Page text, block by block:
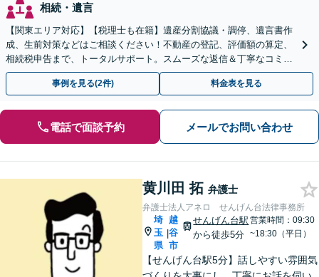
相続・遺言
【関東エリア対応】【税理士も在籍】遺産分割協議・調停、遺言書作
成、生前対策などはご相談ください！不動産の登記、評価額の算定、
相続税申告まで、トータルサポート。スムーズな返信＆丁寧なコミュ
ニケーション◎お気軽にご相談ください。
事例を見る(2件) 料金表を見る
電話で面談予約 メールでお問い合わせ
黄川田 拓 弁護士
弁護士法人アネロ せんげん台法律事務所
埼
玉
県
|
越
谷
市
せんげん台駅
から徒歩5分
営業時間：09:30
~18:30（平日）
【せんげん台駅5分】話しやすい雰囲気